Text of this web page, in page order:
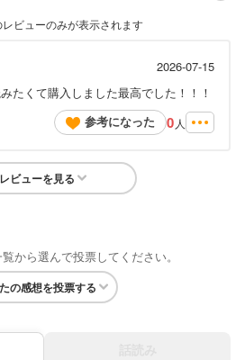
ビューのみが表示されます
2026-07-15
たくて購入しました最高でした！！！
参考になった
0 人
レビューを見る
から選んで投票してください。
の感想を投票する